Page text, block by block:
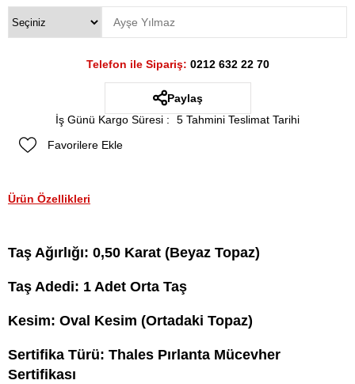
Telefon ile Sipariş: 0212 632 22 70
Paylaş
İş Günü Kargo Süresi :
5 Tahmini Teslimat Tarihi
Favorilere Ekle
Ürün Özellikleri
Taş Ağırlığı: 0,50 Karat (Beyaz Topaz)
Taş Adedi: 1 Adet Orta Taş
Kesim: Oval Kesim (Ortadaki Topaz)
Sertifika Türü: Thales Pırlanta Mücevher
Sertifikası